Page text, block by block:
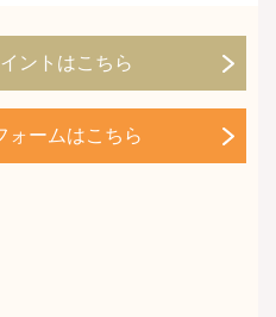
ントはこちら
ォームはこちら